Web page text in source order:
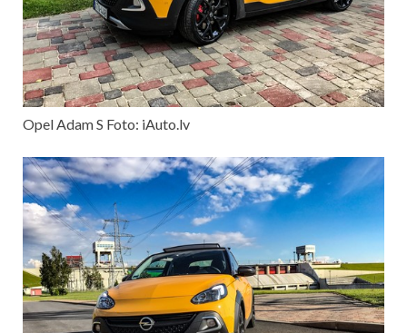
Opel Adam S Foto: iAuto.lv